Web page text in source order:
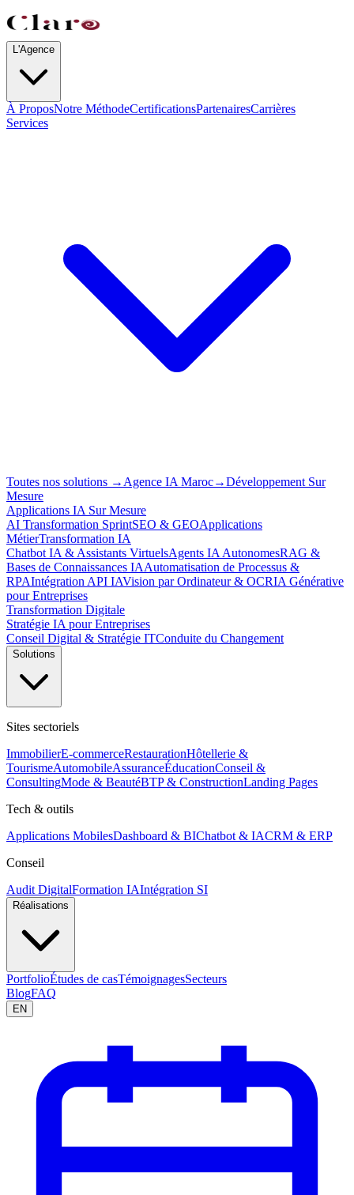
L'Agence
À ProposNotre MéthodeCertificationsPartenairesCarrières
Services
Toutes nos solutions → Agence IA Maroc→Développement Sur
Mesure
Applications IA Sur Mesure
AI Transformation SprintSEO & GEOApplications
MétierTransformation IA
Chatbot IA & Assistants VirtuelsAgents IA AutonomesRAG &
Bases de Connaissances IAAutomatisation de Processus &
RPAIntégration API IAVision par Ordinateur & OCRIA Générative
pour Entreprises
Transformation Digitale
Stratégie IA pour Entreprises
Conseil Digital & Stratégie ITConduite du Changement
Solutions
Sites sectoriels
ImmobilierE-commerceRestaurationHôtellerie &
TourismeAutomobileAssuranceÉducationConseil &
ConsultingMode & BeautéBTP & ConstructionLanding Pages
Tech & outils
Applications MobilesDashboard & BIChatbot & IACRM & ERP
Conseil
Audit DigitalFormation IAIntégration SI
Réalisations
PortfolioÉtudes de casTémoignagesSecteurs
BlogFAQ
EN